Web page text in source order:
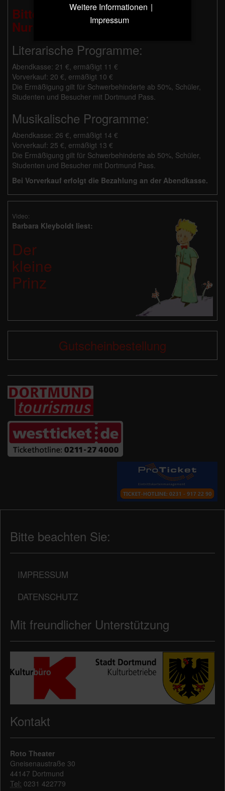
Bitte beachten Sie:
Nur Barzahlung möglich!
Literarische Programme:
Abendkasse: 21 €, ermäßigt 11 €
Vorverkauf: 20 €, ermäßigt 10 €
Die Ermäßigung gilt für Schwerbehinderte ab 50%, Schüler,
Studenten und Besucher mit Dortmund Pass.
Musikalische Programme:
Abendkasse: 26 €, ermäßigt 14 €
Vorverkauf: 25 €, ermäßigt 13 €
Die Ermäßigung gilt für Schwerbehinderte ab 50%, Schüler,
Studenten und Besucher mit Dortmund Pass.
Bei Vorverkauf erfolgt die Bezahlung an der Abendkasse.
Video:
Barbara Kleyboldt liest:
Der
kleine
Prinz
Gutscheinbestellung
Bitte beachten Sie:
IMPRESSUM
DATENSCHUTZ
Mit freundlicher Unterstützung
Kontakt
Roto Theater
Gneisenaustraße 30
44147 Dortmund
Tel: 0231 422779
Weitere Informationen |
Impressum